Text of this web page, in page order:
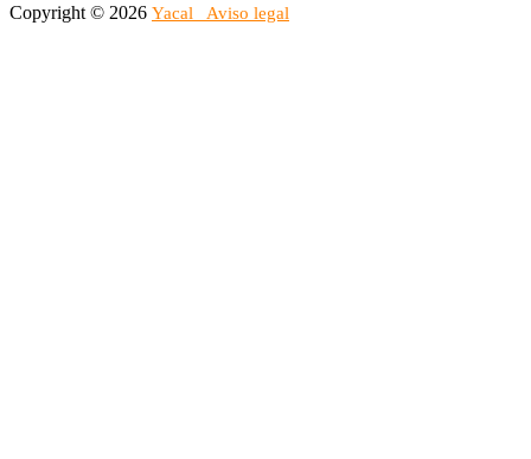
Copyright © 2026 Yacal Aviso legal